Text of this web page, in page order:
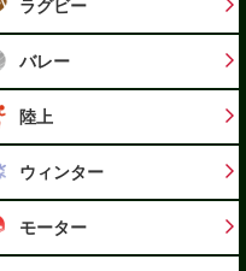
ラグビー
バレー
陸上
ウィンター
モーター